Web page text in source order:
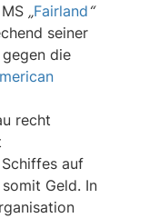
„Fairland “
seiner
die
recht
auf
Geld. In